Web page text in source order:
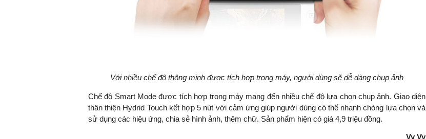
Với nhiều chế độ thông minh được tích hợp trong máy, người dùng sẽ dễ dàng chụp ảnh
Chế độ Smart Mode được tích hợp trong máy mang đến nhiều chế độ lựa chọn chụp ảnh. Giao diện
thân thiện Hydrid Touch kết hợp 5 nút với cảm ứng giúp người dùng có thể nhanh chóng lựa chọn và
sử dụng các hiệu ứng, chia sẻ hình ảnh, thêm chữ. Sản phẩm hiện có giá 4,9 triệu đồng.
Vy Vy